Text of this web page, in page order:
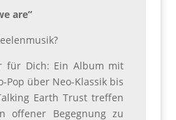
are”
für Dich: Ein Album mit
Pop über Neo-Klassik bis
Earth Trust treffen
offener Begegnung zu